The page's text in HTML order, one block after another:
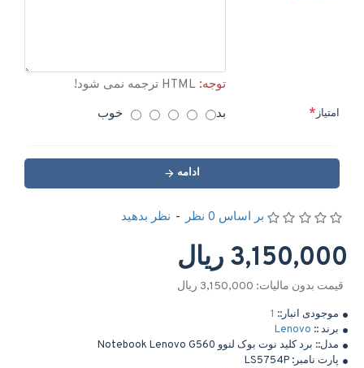
توجه:
امتیاز بد خوب
ادامه
موجودی انبار:: 1
برند :: Lenovo
مدل:: برد کلید نوت بوک لنوو Notebook Lenovo G560
پارت نامبر: LS5754P
بر اساس 0 نظر - نظر بدهید
3,150,000 ریال
قیمت بدون مالیات: 3,150,000 ریال